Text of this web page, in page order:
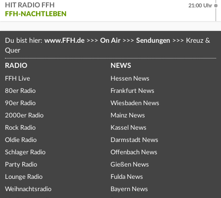
HIT RADIO FFH
FFH-NACHTLEBEN
21:00 Uhr
Du bist hier: www.FFH.de >>> On Air >>> Sendungen >>> Kreuz &
Quer
RADIO
FFH Live
80er Radio
90er Radio
2000er Radio
Rock Radio
Oldie Radio
Schlager Radio
Party Radio
Lounge Radio
Weihnachtsradio
NEWS
Hessen News
Frankfurt News
Wiesbaden News
Mainz News
Kassel News
Darmstadt News
Offenbach News
Gießen News
Fulda News
Bayern News